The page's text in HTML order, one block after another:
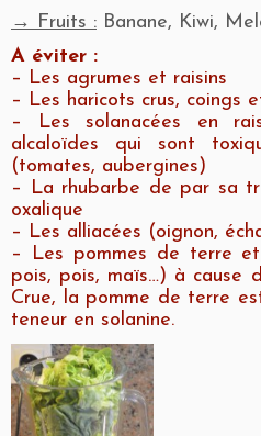
→ Fruits : Banane, Kiwi,
A éviter :
– Les agrumes et raisins
– Les haricots crus, coings
– Les solanacées en
alcaloïdes qui sont
(tomates, aubergines)
– La rhubarbe de par sa
oxalique
– Les alliacées (oignon,
– Les pommes de terre
pois, pois, maïs…) à cause
Crue, la pomme de terre
teneur en solanine.